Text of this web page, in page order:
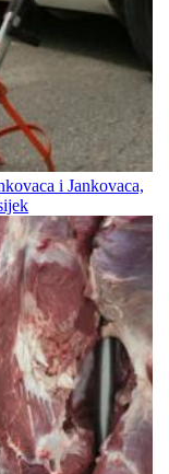
i Jankovaca,